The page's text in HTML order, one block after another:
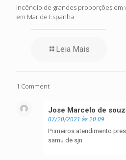
Incêndio de grandes proporções em
em Mar de Espanha
Leia Mais
1 Comment
Jose Marcelo de
07/20/2021 às 20:09
Primeiros atendimento
samu de sjn